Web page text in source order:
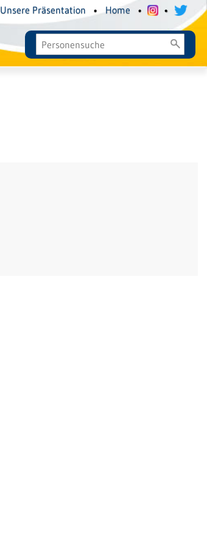
Unsere Präsentation • Home • •